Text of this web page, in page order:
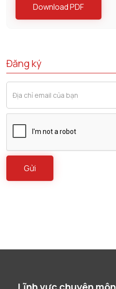
Download PDF
Đăng ký